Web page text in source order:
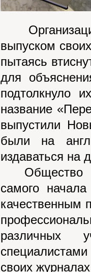
выпуском
пытаясь
для
подтолкнуло
название
выпустили
были на
издаваться на
Общество
самого
качественным
различных
своих